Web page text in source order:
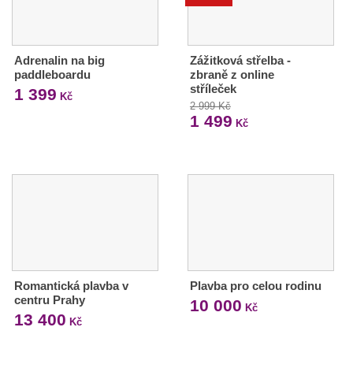
Adrenalin na big
paddleboardu
1 399 Kč
Zážitková střelba -
zbraně z online
stříleček
2 999 Kč
1 499 Kč
Romantická plavba v
centru Prahy
13 400 Kč
Plavba pro celou rodinu
10 000 Kč